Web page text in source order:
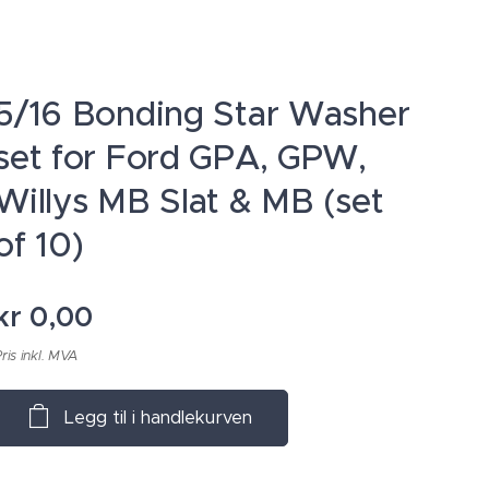
16 Bonding Star Washer
for Ford GPA, GPW,
MB Slat & MB (set
10)
0,00
inkl. MVA
Legg til i handlekurven